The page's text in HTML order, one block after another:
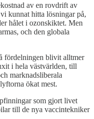
av en rovdrift av
kunnat hitta lösningar på,
hålet i ozonskiktet. Men
och den globala
fördelningen blivit alltmer
i hela västvärlden, till
marknadsliberala
ökat mest.
som gjort livet
till de nya vaccintekniker